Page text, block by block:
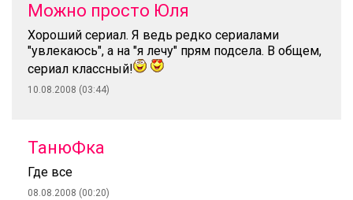
Можно просто Юля
Хороший сериал. Я ведь редко сериалами
"увлекаюсь", а на "я лечу" прям подсела. В общем,
сериал классный!
10.08.2008 (03:44)
ТанюФка
Где все
08.08.2008 (00:20)